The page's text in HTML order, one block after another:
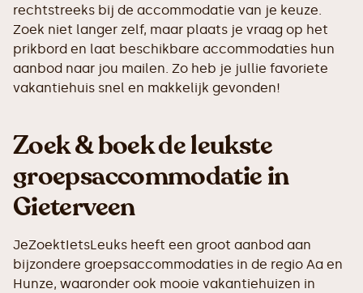
rechtstreeks bij de accommodatie van je keuze.
Zoek niet langer zelf, maar plaats je vraag op het
prikbord en laat beschikbare accommodaties hun
aanbod naar jou mailen. Zo heb je jullie favoriete
vakantiehuis snel en makkelijk gevonden!
Zoek & boek de leukste
groepsaccommodatie in
Gieterveen
JeZoektIetsLeuks heeft een groot aanbod aan
bijzondere groepsaccommodaties in de regio Aa en
Hunze, waaronder ook mooie vakantiehuizen in